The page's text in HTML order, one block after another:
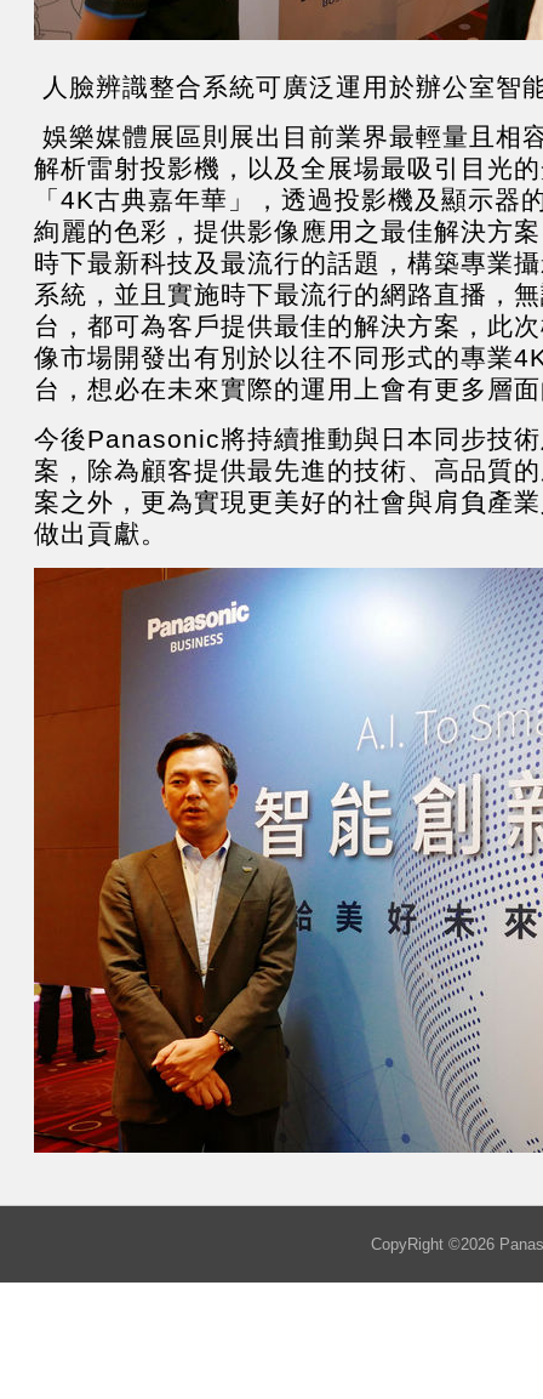
人臉辨識整合系統可廣泛運用於辦公室智
娛樂媒體展區則展出目前業界最輕量且相
解析雷射投影機，以及全展場最吸引目光
「4K古典嘉年華」，透過投影機及顯示器
絢麗的色彩，提供影像應用之最佳解決方
時下最新科技及最流行的話題，構築專業
系統，並且實施時下最流行的網路直播，
台，都可為客戶提供最佳的解決方案，此
像市場開發出有別於以往不同形式的專業
台，想必在未來實際的運用上會有更多層
今後Panasonic將持續推動與日本同步技
案，除為顧客提供最先進的技術、高品質
案之外，更為實現更美好的社會與肩負產
做出貢獻。
CopyRight ©2026